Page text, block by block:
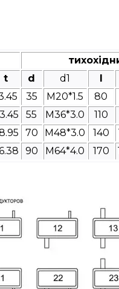
t d d1
35 M20*1.5 80
55 M36*3.0 110
70 M48*3.0 140
90 M64*4.0 170